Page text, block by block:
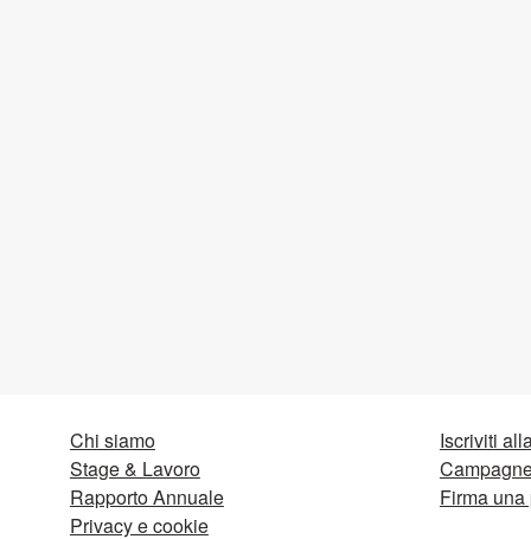
Chi siamo
Stage & Lavoro
Rapporto Annuale
Privacy e cookie
Iscriviti
Firma